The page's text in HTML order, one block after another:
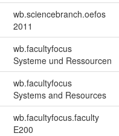
wb.sciencebranch.oefos
2011
wb.facultyfocus
Systeme und Ressourcen
wb.facultyfocus
Systems and Resources
wb.facultyfocus.faculty
E200